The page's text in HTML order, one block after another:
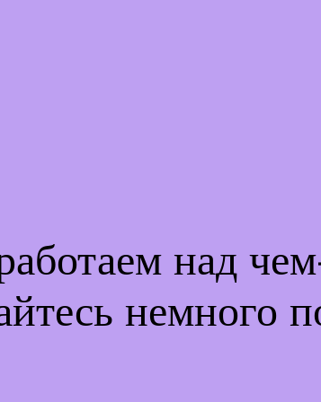
над
немного